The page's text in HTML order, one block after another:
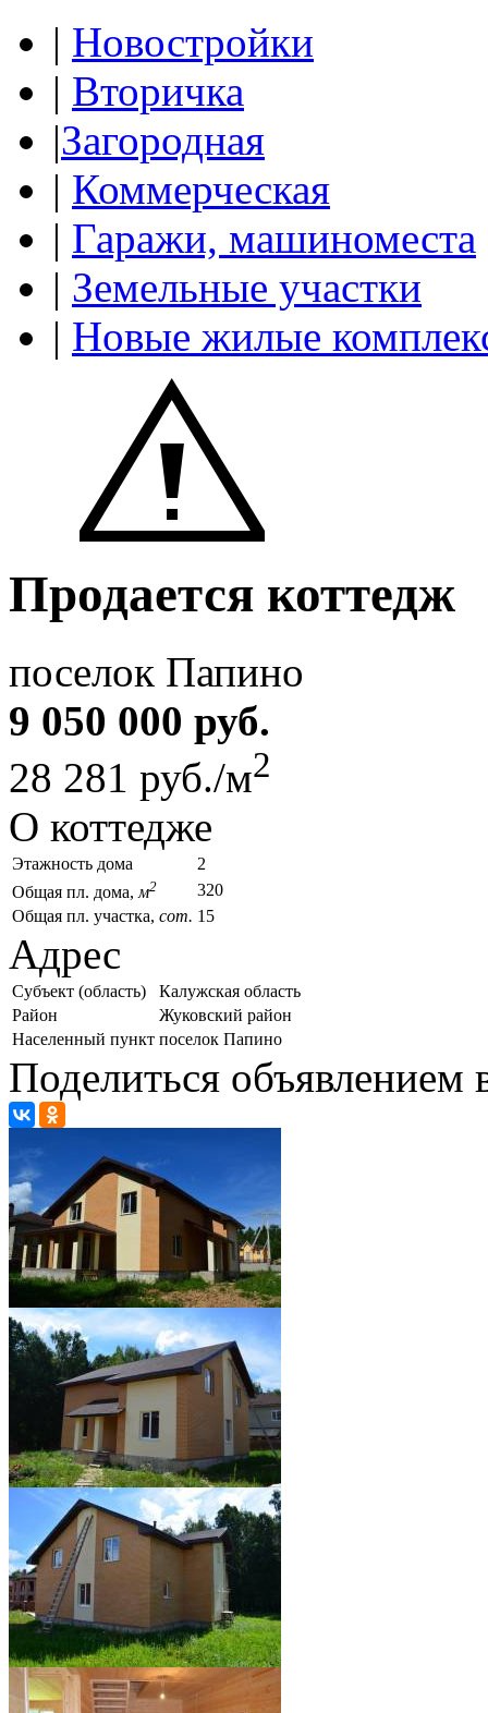
| Новостройки
| Вторичка
|Загородная
| Коммерческая
| Гаражи, машиноместа
| Земельные участки
| Новые жилые
Продается коттедж
поселок Папино
9 050 000 руб.
28 281 руб./м2
О коттедже
Этажность дома
2
Общая пл. дома, м2
320
Общая пл. участка, сот. 15
Адрес
Субъект (область)
Калужская область
Район
Жуковский район
Населенный пункт поселок Папино
Поделиться объявлением